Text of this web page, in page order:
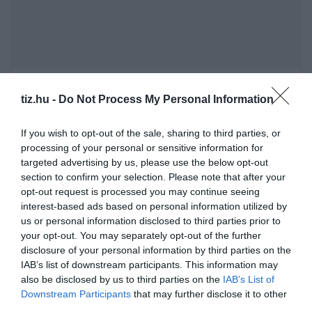
tiz.hu - Do Not Process My Personal Information
If you wish to opt-out of the sale, sharing to third parties, or
processing of your personal or sensitive information for
targeted advertising by us, please use the below opt-out
section to confirm your selection. Please note that after your
opt-out request is processed you may continue seeing
interest-based ads based on personal information utilized by
us or personal information disclosed to third parties prior to
your opt-out. You may separately opt-out of the further
disclosure of your personal information by third parties on the
IAB’s list of downstream participants. This information may
also be disclosed by us to third parties on the IAB’s List of
Downstream Participants that may further disclose it to other
napod
Nyolc pontos kvíz: Itt egy új teszt. Csak most és csak
neked!
Kvíz-mix: Megbirkózol ezekkel a kérdésekkel?
Pénteken kezdődik a 26. Gyulai Pálinkafesztivál